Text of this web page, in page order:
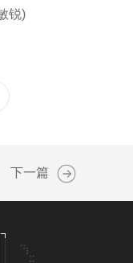
锐)
下一篇